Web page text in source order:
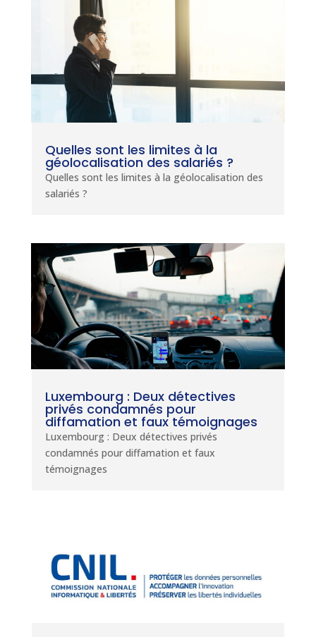
Quelles sont les limites à la
géolocalisation des salariés ?
Quelles sont les limites à la géolocalisation des
salariés ?
Luxembourg : Deux détectives
privés condamnés pour
diffamation et faux témoignages
Luxembourg : Deux détectives privés
condamnés pour diffamation et faux
témoignages